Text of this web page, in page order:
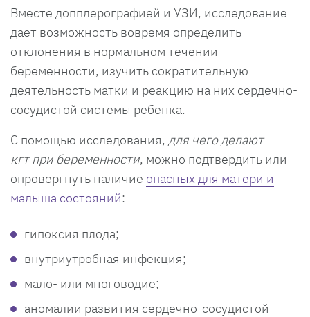
Вместе допплерографией и УЗИ, исследование
дает возможность вовремя определить
отклонения в нормальном течении
беременности, изучить сократительную
деятельность матки и реакцию на них сердечно-
сосудистой системы ребенка.
С помощью исследования, для чего делают
кгт при беременности, можно подтвердить или
опровергнуть наличие опасных для матери и
малыша состояний:
гипоксия плода;
внутриутробная инфекция;
мало- или многоводие;
аномалии развития сердечно-сосудистой